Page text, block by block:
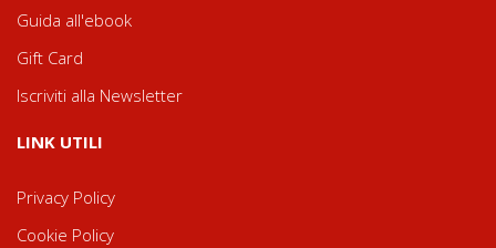
Guida all'ebook
Gift Card
Iscriviti alla Newsletter
LINK UTILI
Privacy Policy
Cookie Policy